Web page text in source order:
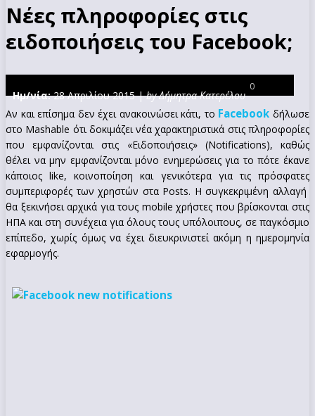
Νέες πληροφορίες στις
ειδοποιήσεις του Facebook;
Ημ/νία:28 Απριλίου 2015 |by Δήμητρα Κατερέλου
0
Αν και επίσημα δεν έχει ανακοινώσει κάτι, το Facebook δήλωσε
στο Mashable ότι δοκιμάζει νέα χαρακτηριστικά στις πληροφορίες
που εμφανίζονται στις «Ειδοποιήσεις» (Notifications), καθώς
θέλει να μην εμφανίζονται μόνο ενημερώσεις για το πότε έκανε
κάποιος like, κοινοποίηση και γενικότερα για τις πρόσφατες
συμπεριφορές των χρηστών στα Posts. Η συγκεκριμένη αλλαγή
θα ξεκινήσει αρχικά για τους mobile χρήστες που βρίσκονται στις
ΗΠΑ και στη συνέχεια για όλους τους υπόλοιπους, σε παγκόσμιο
επίπεδο, χωρίς όμως να έχει διευκρινιστεί ακόμη η ημερομηνία
εφαρμογής.